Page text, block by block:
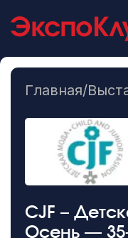
Главная/
CJF –
Осень —